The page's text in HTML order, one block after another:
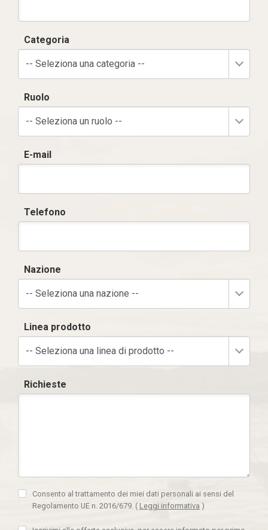
Categoria
-- Seleziona una categoria --
Ruolo
-- Seleziona un ruolo --
E-mail
Telefono
Nazione
-- Seleziona una nazione --
Linea prodotto
-- Seleziona una linea di prodotto --
Richieste
Consento al trattamento dei miei dati personali ai sensi del
Regolamento UE n. 2016/679. ( Leggi informativa )